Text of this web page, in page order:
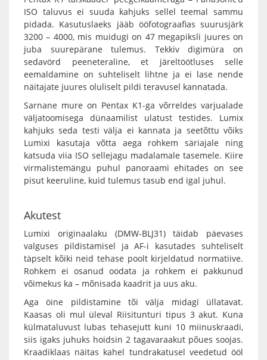
ISO taluvus ei suuda kahjuks sellel teemal sammu
pidada. Kasutuslaeks jääb ööfotograafias suurusjärk
3200 – 4000, mis muidugi on 47 megapiksli juures on
juba suurepärane tulemus. Tekkiv digimüra on
sedavörd peeneteraline, et järeltöötluses selle
eemaldamine on suhteliselt lihtne ja ei lase nende
näitajate juures oluliselt pildi teravusel kannatada.
Sarnane mure on Pentax K1-ga võrreldes varjualade
väljatoomisega dünaamilist ulatust testides. Lumix
kahjuks seda testi välja ei kannata ja seetõttu võiks
Lumixi kasutaja võtta aega rohkem säriajale ning
katsuda viia ISO sellejagu madalamale tasemele. Kiire
virmalistemängu puhul panoraami ehitades on see
pisut keeruline, kuid tulemus tasub end igal juhul.
Akutest
Lumixi originaalaku (DMW-BLJ31) täidab päevases
valguses pildistamisel ja AF-i kasutades suhteliselt
täpselt kõiki neid tehase poolt kirjeldatud normatiive.
Rohkem ei osanud oodata ja rohkem ei pakkunud
võimekus ka – mõnisada kaadrit ja uus aku.
Aga öine pildistamine tõi välja midagi üllatavat.
Kaasas oli mul üleval Riisitunturi tipus 3 akut. Kuna
külmataluvust lubas tehasejutt kuni 10 miinuskraadi,
siis igaks juhuks hoidsin 2 tagavaraakut põues soojas.
Kraadiklaas näitas kahel tundrakatusel veedetud ööl